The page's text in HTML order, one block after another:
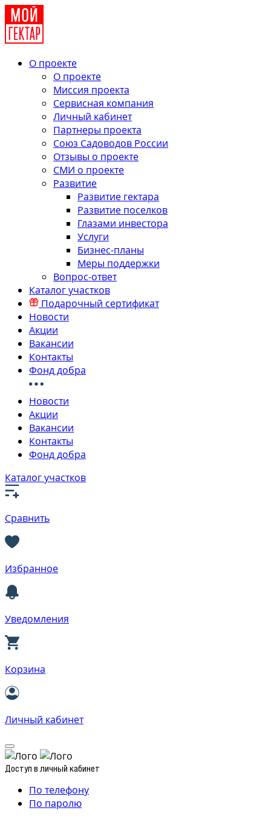
О проекте
О проекте
Миссия проекта
Сервисная компания
Личный кабинет
Партнеры проекта
Союз Садоводов России
Отзывы о проекте
СМИ о проекте
Развитие
Развитие гектара
Развитие поселков
Глазами инвестора
Услуги
Бизнес-планы
Меры поддержки
Вопрос-ответ
Каталог участков
Подарочный сертификат
Новости
Акции
Вакансии
Контакты
Фонд добра
Новости
Акции
Вакансии
Контакты
Фонд добра
Каталог участков
Сравнить
Избранное
Уведомления
Корзина
Личный кабинет
Доступ в личный кабинет
По телефону
По паролю